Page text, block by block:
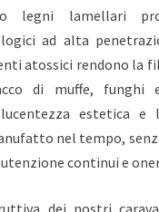
S
O
I
L
G
L
A
P
legni lamellari
ad alta
atossici rendono la
di muffe, funghi
estetica e
nel tempo,
continui e